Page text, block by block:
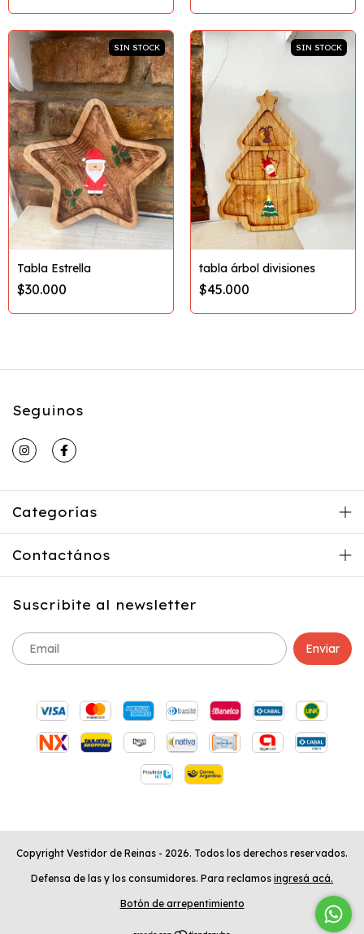
SIN STOCK
Tabla Estrella
$30.000
SIN STOCK
tabla árbol divisiones
$45.000
Seguinos
Categorías
Contactános
Suscribite al newsletter
Copyright Vestidor de Reinas - 2026. Todos los derechos reservados.
Defensa de las y los consumidores. Para reclamos ingresá acá.
Botón de arrepentimiento